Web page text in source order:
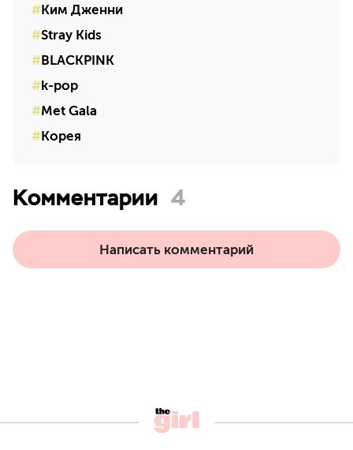
Ким Дженни
Stray Kids
BLACKPINK
k-pop
Met Gala
Корея
Комментарии 4
Написать комментарий